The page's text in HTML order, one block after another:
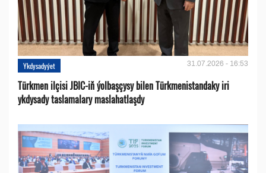
Ykdysadyýet 31.07.2026 - 16:53
Türkmen ilçisi JBIC-iň ýolbaşçysy bilen Türkmenistandaky iri
ykdysady taslamalary maslahatlaşdy